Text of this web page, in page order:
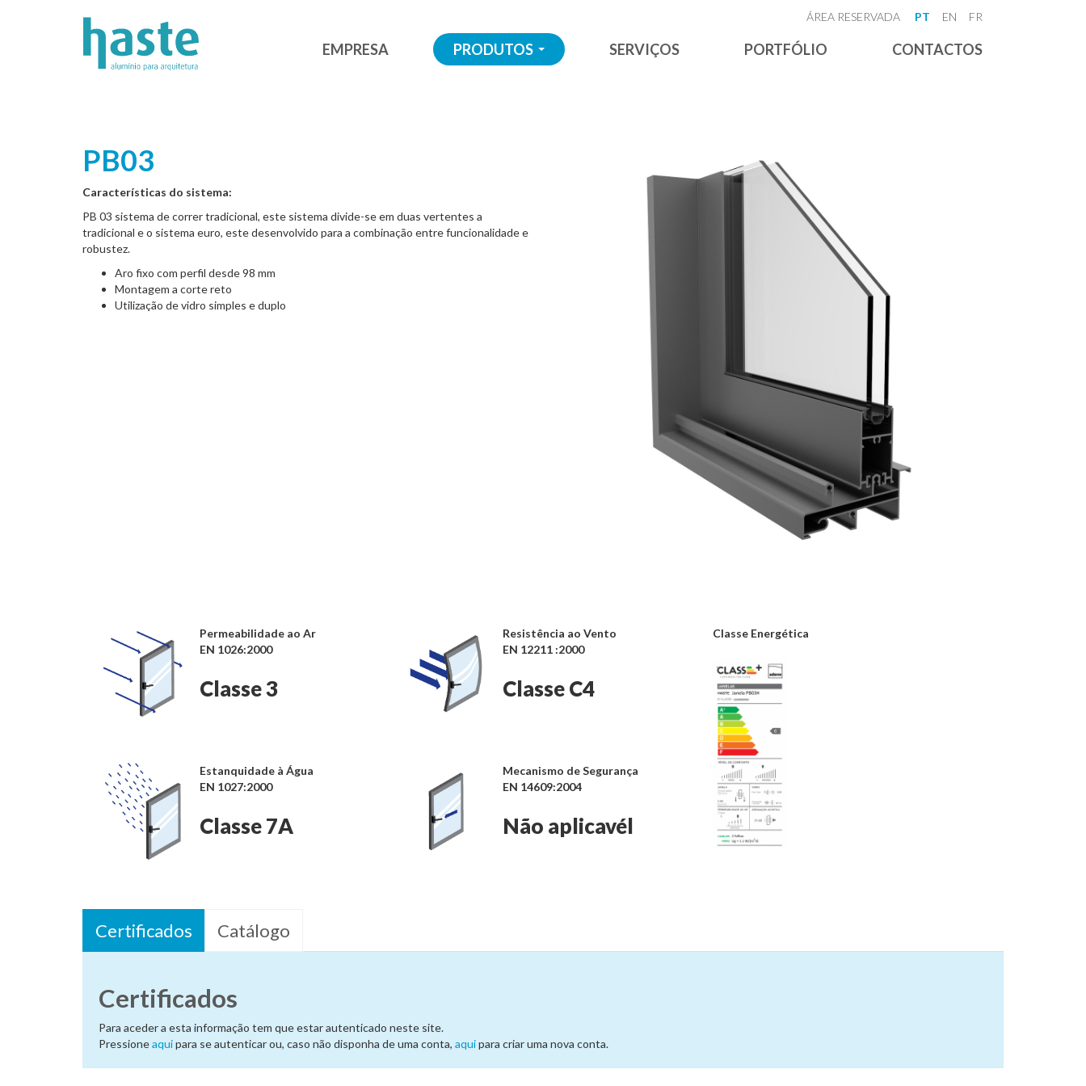
ÁREA RESERVADA PT EN FR
EMPRESA PRODUTOS SERVIÇOS PORTFÓLIO CONTACTOS
PB03
Características do sistema:
PB 03 sistema de correr tradicional, este sistema divide-se em duas vertentes a
tradicional e o sistema euro, este desenvolvido para a combinação entre funcionalidade e
robustez.
Aro fixo com perfil desde 98 mm
Montagem a corte reto
Utilização de vidro simples e duplo
Permeabilidade ao Ar
EN 1026:2000
Classe 3
Resistência ao Vento
EN 12211 :2000
Classe C4
Estanquidade à Água
EN 1027:2000
Classe 7A
Mecanismo de Segurança
EN 14609:2004
Não aplicavél
Classe Energética
Certificados Catálogo
Certificados
Para aceder a esta informação tem que estar autenticado neste site.
Pressioneaquipara se autenticar ou, caso não disponha de uma conta, aquipara criar uma nova conta.